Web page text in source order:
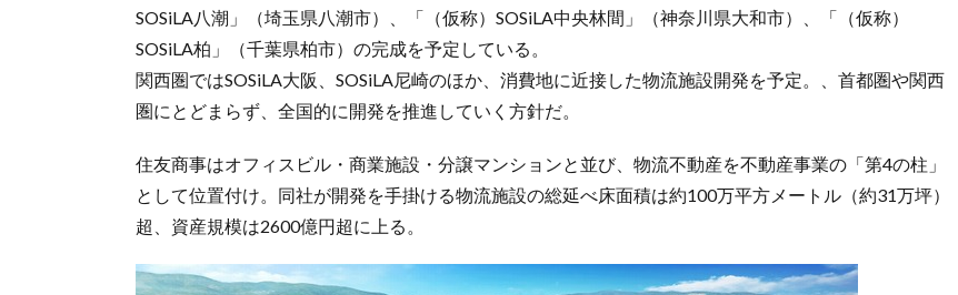
SOSiLA八潮」（埼玉県八潮市）、「（仮称）SOSiLA中央林間」（神奈川県大和市）、「（仮称）
SOSiLA柏」（千葉県柏市）の完成を予定している。
関西圏ではSOSiLA大阪、SOSiLA尼崎のほか、消費地に近接した物流施設開発を予定。、首都圏や関西
圏にとどまらず、全国的に開発を推進していく方針だ。
住友商事はオフィスビル・商業施設・分譲マンションと並び、物流不動産を不動産事業の「第4の柱」
として位置付け。同社が開発を手掛ける物流施設の総延べ床面積は約100万平方メートル（約31万坪）
超、資産規模は2600億円超に上る。